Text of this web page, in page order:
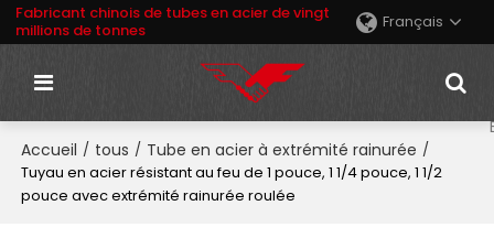
Fabricant chinois de tubes en acier de vingt
millions de tonnes
Français
Accueil / tous / Tube en acier à extrémité rainurée /
Tuyau en acier résistant au feu de 1 pouce, 1 1/4 pouce, 1 1/2
pouce avec extrémité rainurée roulée